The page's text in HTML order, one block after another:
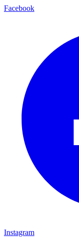
Facebook
Instagram